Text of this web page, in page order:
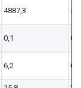
4887,3
0,1
6,2 0,8